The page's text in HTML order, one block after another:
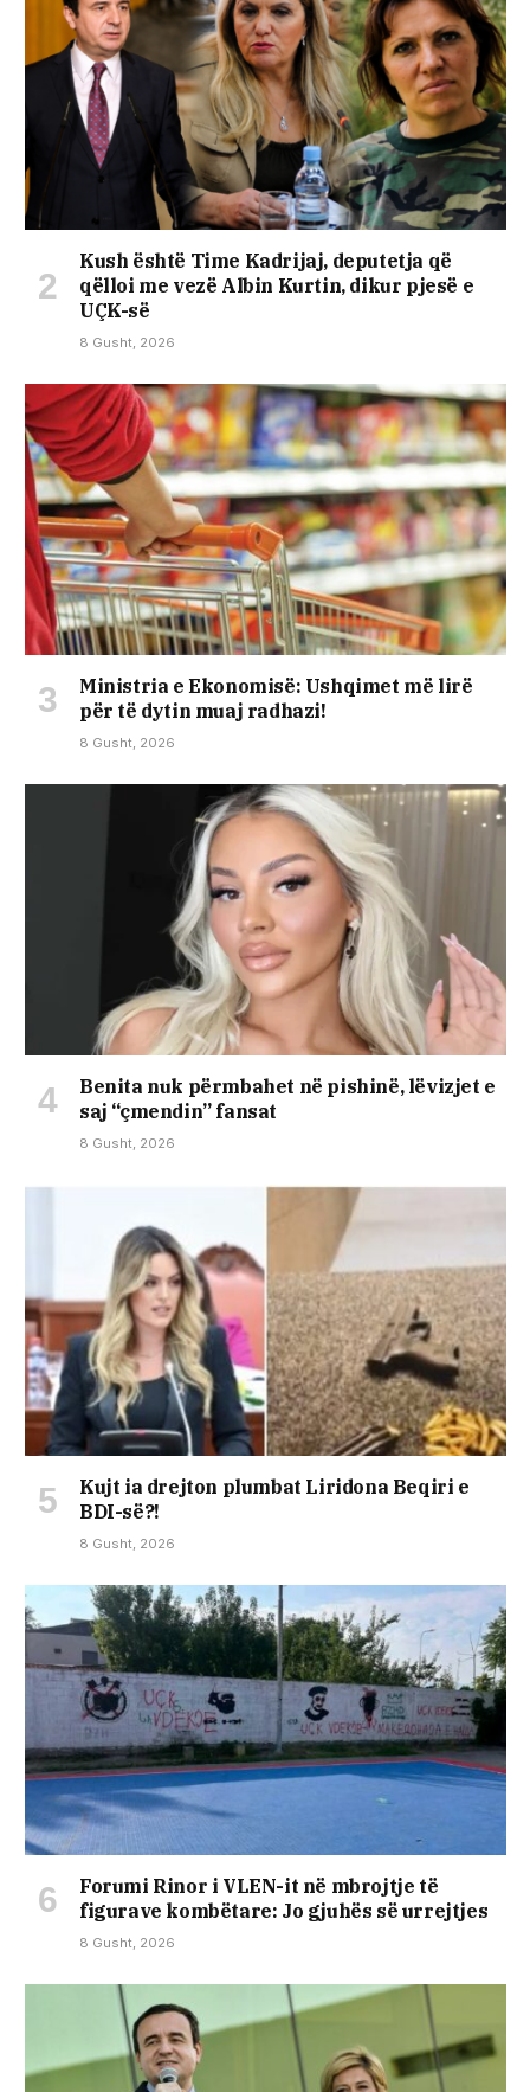
Kush është Time Kadrijaj, deputetja që
qëlloi me vezë Albin Kurtin, dikur pjesë e
UÇK-së
8 Gusht, 2026
Ministria e Ekonomisë: Ushqimet më lirë
për të dytin muaj radhazi!
8 Gusht, 2026
Benita nuk përmbahet në pishinë, lëvizjet e
saj “çmendin” fansat
8 Gusht, 2026
Kujt ia drejton plumbat Liridona Beqiri e
BDI-së?!
8 Gusht, 2026
Forumi Rinor i VLEN-it në mbrojtje të
figurave kombëtare: Jo gjuhës së urrejtjes
8 Gusht, 2026